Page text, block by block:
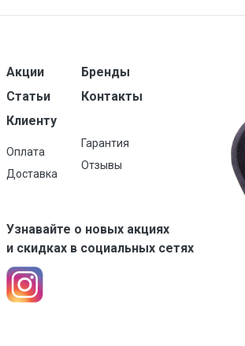
Акции
Статьи
Бренды
Контакты
Клиенту
Оплата
Доставка
Гарантия
Отзывы
Узнавайте о новых акциях
и скидках в социальных сетях